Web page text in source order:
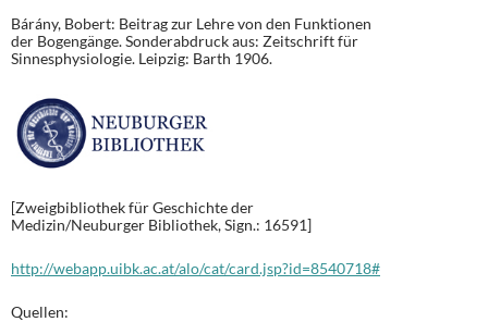
Bárány, Bobert: Beitrag zur Lehre von den Funktionen
der Bogengänge. Sonderabdruck aus: Zeitschrift für
Sinnesphysiologie. Leipzig: Barth 1906.
[Zweigbibliothek für Geschichte der
Medizin/Neuburger Bibliothek, Sign.: 16591]
http://webapp.uibk.ac.at/alo/cat/card.jsp?id=8540718#
Quellen: